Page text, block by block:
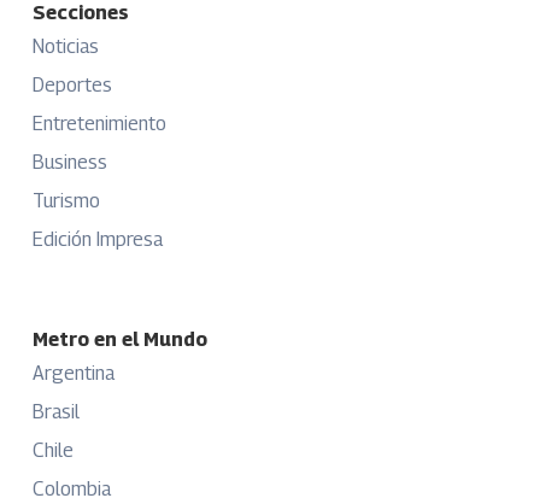
Secciones
Noticias
Deportes
Entretenimiento
Business
Turismo
Edición Impresa
Metro en el Mundo
Argentina
Brasil
Chile
Colombia